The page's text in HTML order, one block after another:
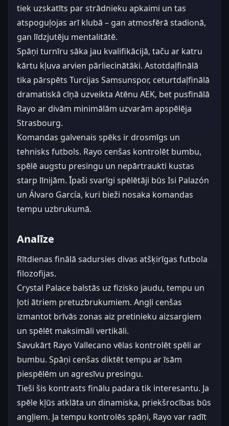
tiek uzskatīts par strādnieku apkaimi un tas
atspoguļojas arī klubā – gan atmosfērā stadionā,
gan līdzjutēju mentalitātē.
Spāņi turnīru sāka jau kvalifikācijā, taču ar katru
kārtu kļuva arvien pārliecinātāki. Astotdaļfinālā
tika pārspēts Turcijas Samsunspor, ceturtdaļfinālā
dramatiskā cīņā uzveikta Atēnu AEK, bet pusfinālā
Rayo ar divām minimālām uzvarām apspēlēja
Strasbourg.
Komandas galvenais spēks ir drosmīgs un
tehnisks futbols. Rayo cenšas kontrolēt bumbu,
spēlē augstu presingu un nepārtraukti kustas
starp līnijām. Īpaši svarīgi spēlētāji būs Isi Palazón
un Álvaro García, kuri bieži nosaka komandas
tempu uzbrukumā.
Analīze
Rītdienas finālā sadursies divas atšķirīgas futbola
filozofijas.
Crystal Palace balstās uz fizisko jaudu, tempu un
ļoti ātriem pretuzbrukumiem. Angļi cenšas
izmantot brīvās zonas aiz pretinieku aizsargiem
un spēlēt maksimāli vertikāli.
Savukārt Rayo Vallecano vēlas kontrolēt spēli ar
bumbu. Spāņi cenšas diktēt tempu ar īsām
piespēlēm un agresīvu presingu.
Tieši šis kontrasts finālu padara tik interesantu. Ja
spēle kļūs atklāta un dinamiska, priekšrocības būs
angļiem. Ja tempu kontrolēs spāņi, Rayo var radīt